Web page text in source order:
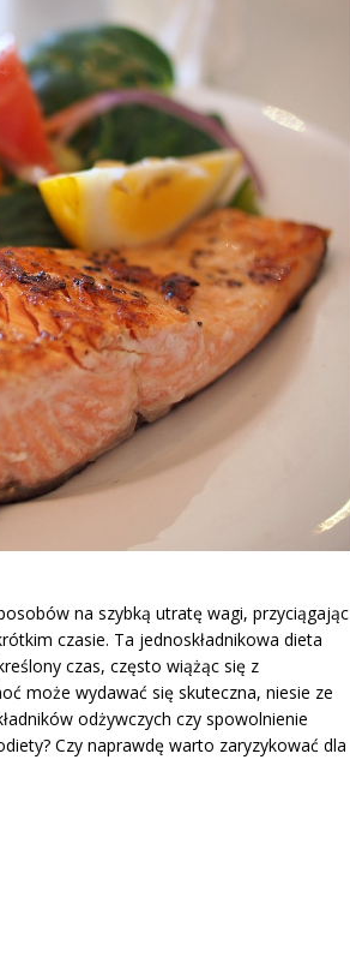
na szybką utratę wagi, przyciągając
czasie. Ta jednoskładnikowa dieta
czas, często wiążąc się z
może wydawać się skuteczna, niesie ze
odżywczych czy spowolnienie
Czy naprawdę warto zaryzykować dla